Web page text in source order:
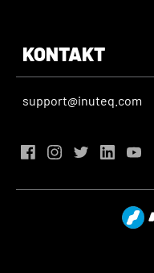
KONTAKT
support@inuteq.com